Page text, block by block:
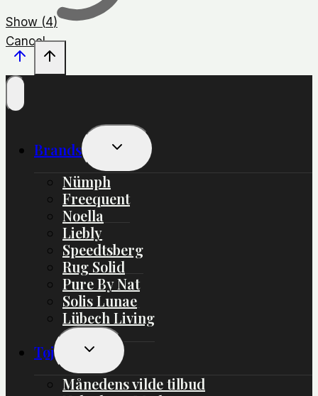
Show (4)
Cancel
Brands
Skift
Undermenu
Nümph
Freequent
Noella
Liebly
Speedtsberg
Rug Solid
Pure By Nat
Solis Lunae
Lübech Living
Tøj
Skift
Undermenu
Månedens vilde tilbud